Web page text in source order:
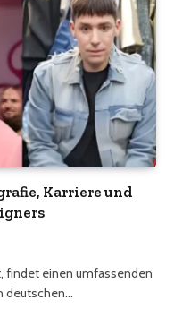
Karriere und
findet einen umfassenden
deutschen…